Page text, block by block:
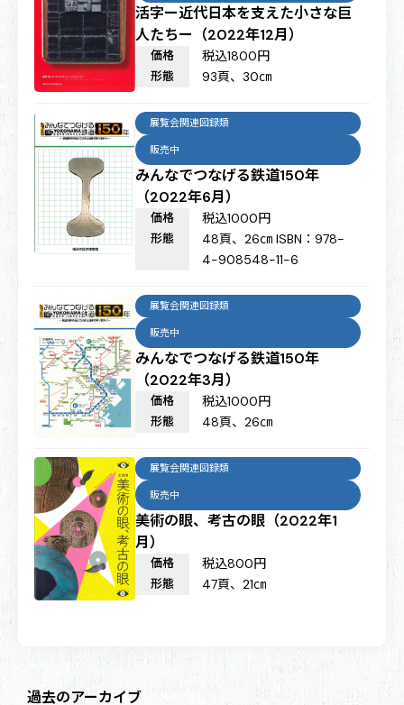
活字ー近代日本を支えた小さな巨
人たちー（2022年12月）
価格 税込1800円
形態 93頁、30㎝
みんなでつなげる鉄道150年
（2022年6月）
展覧会関連図録類
販売中
価格 税込1000円
形態
48頁、26㎝ ISBN：978-
4-908548-11-6
みんなでつなげる鉄道150年
（2022年3月）
展覧会関連図録類
販売中
価格 税込1000円
形態 48頁、26㎝
美術の眼、考古の眼（2022年1
月）
展覧会関連図録類
販売中
価格 税込800円
形態 47頁、21㎝
過去のアーカイブ